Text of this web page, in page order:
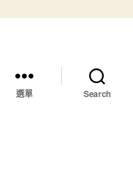
選單 Search